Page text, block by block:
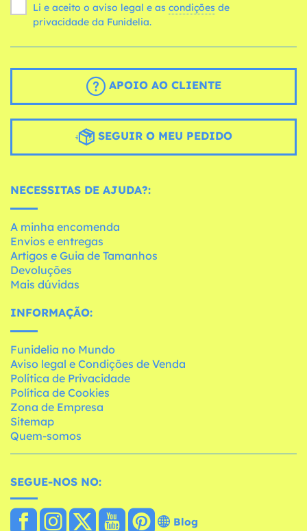
Li e aceito o aviso legal e as condições
privacidade da Funidelia.
APOIO AO CLIENTE
SEGUIR O MEU PEDIDO
NECESSITAS DE AJUDA?:
A minha encomenda
Envios e entregas
Artigos e Guia de Tamanhos
Devoluções
Mais dúvidas
INFORMAÇÃO:
Funidelia no Mundo
Aviso legal e Condições de Venda
Política de Privacidade
Política de Cookies
Zona de Empresa
Sitemap
Quem-somos
SEGUE-NOS NO:
Blog